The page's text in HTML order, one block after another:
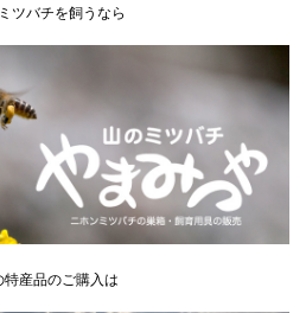
ツバチを飼うなら
特産品のご購入は